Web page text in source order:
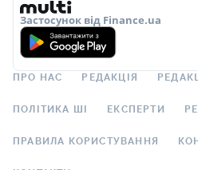
Застосунок від Finance.ua
ПРО НАС РЕДАКЦІЯ
ПОЛІТИКА ШІ ЕКСПЕРТИ
ПРАВИЛА КОРИСТУВАННЯ